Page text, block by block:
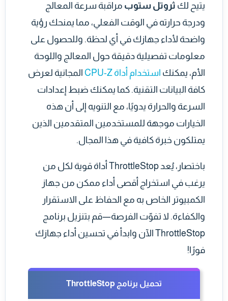
يتيح لك ثروتل ستوب مراقبة سرعة المعالج
ودرجة حرارته في الوقت الفعلي، مما يمنحك رؤية
واضحة لأداء جهازك في أي لحظة. وللحصول على
معلومات تفصيلية دقيقة حول المعالج واللوحة
الأم، يمكنك استخدام أداة CPU-Z
المجانية لعرض
كافة البيانات التقنية. كما يمكنك ضبط إعدادات
السرعة والحرارة يدويًا، مع التنويه إلى أن هذه
الخيارات موجهة للمستخدمين المتقدمين الذين
يمتلكون خبرة كافية في هذا المجال.
باختصار، يُعد ThrottleStop أداة قوية لكل من
يرغب في استخراج أقصى أداء ممكن من جهاز
الكمبيوتر الخاص به مع الحفاظ على الاستقرار
والكفاءة. لا تفوّت الفرصة—قم بتنزيل برنامج
ThrottleStop الآن وابدأ في تحسين أداء جهازك
فورًا!
تحميل برنامج ThrottleStop